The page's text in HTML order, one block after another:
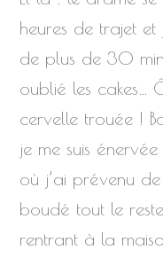
heures de trajet
de plus de 30
oublié les cakes…
cervelle trouée !
je me suis
où j’ai prévenu
boudé tout le
rentrant à la